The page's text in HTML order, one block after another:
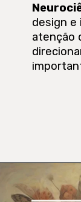
design e
atenção